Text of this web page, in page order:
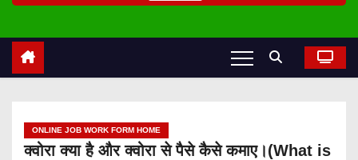
ONLINE JOB WORK FORM HOME
क्वोरा क्या है और क्वोरा से पैसे कैसे कमाए।(What is